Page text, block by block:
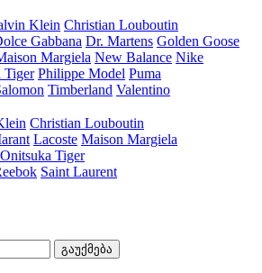
Klein Christian Louboutin
Gabbana Dr. Martens Golden Goose
Margiela New Balance Nike
Tiger Philippe Model Puma
Timberland Valentino
Christian Louboutin
Lacoste Maison Margiela
Onitsuka Tiger
Saint Laurent
გაუქმება